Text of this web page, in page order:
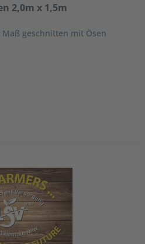
2,0m x 1,5m
Maß geschnitten mit Ösen